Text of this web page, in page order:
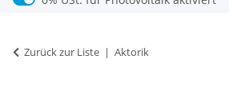
Zurück zur Liste Aktorik